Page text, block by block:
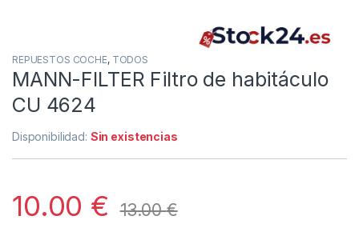
REPUESTOS COCHE, TODOS
MANN-FILTER Filtro de habitáculo
CU 4624
Disponibilidad: Sin existencias
10.00 € 13.00€